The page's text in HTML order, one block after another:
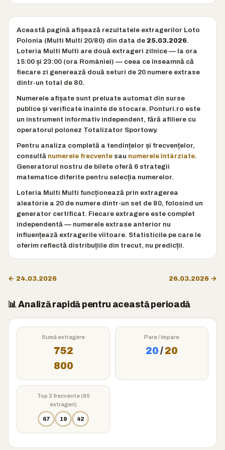
Această pagină afișează rezultatele extragerilor Loto
Polonia (Multi Multi 20/80) din data de 25.03.2026.
Loteria Multi Multi are două extrageri zilnice — la ora
15:00 și 23:00 (ora României) — ceea ce înseamnă că
fiecare zi generează două seturi de 20 numere extrase
dintr-un total de 80.
Numerele afișate sunt preluate automat din surse
publice și verificate înainte de stocare. Ponturi.ro este
un instrument informativ independent, fără afiliere cu
operatorul polonez Totalizator Sportowy.
Pentru analiza completă a tendințelor și frecvențelor,
consultă numerele frecvente sau numerele întârziate.
Generatorul nostru de bilete oferă 6 strategii
matematice diferite pentru selecția numerelor.
Loteria Multi Multi funcționează prin extragerea
aleatorie a 20 de numere dintr-un set de 80, folosind un
generator certificat. Fiecare extragere este complet
independentă — numerele extrase anterior nu
influențează extragerile viitoare. Statisticile pe care le
oferim reflectă distribuțiile din trecut, nu predicții.
← 24.03.2026 26.03.2026 →
📊 Analiză rapidă pentru această perioadă
Sumă extragere
752
800
Pare / Impare
20/20
Top 3 frecvente (60
extrageri)
67 19 42